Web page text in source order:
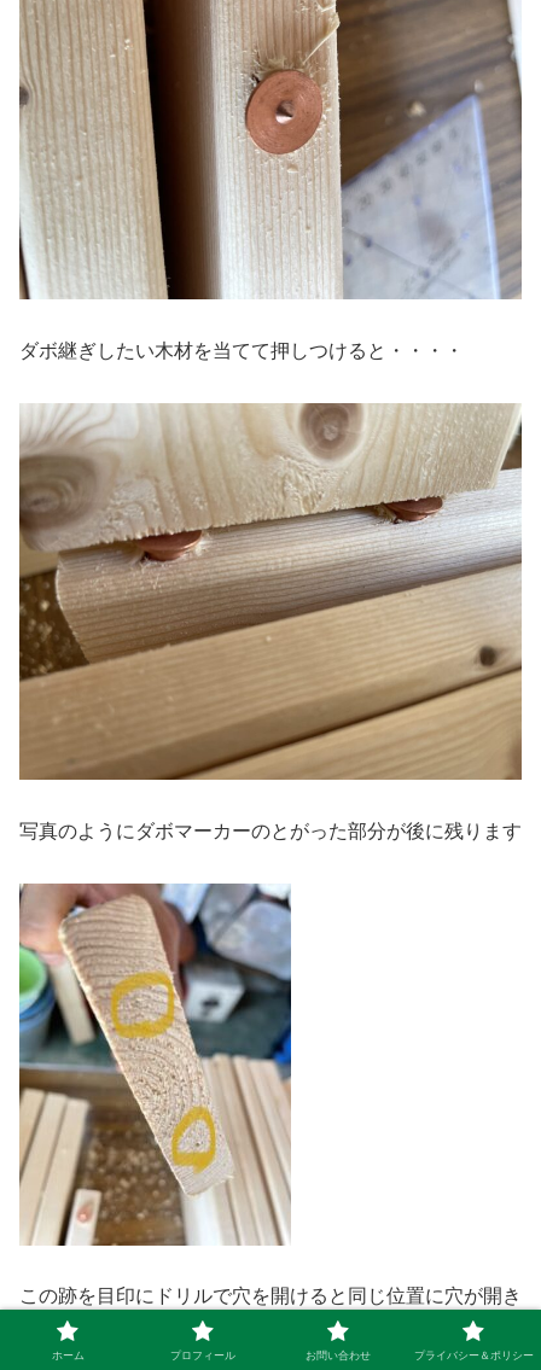
ダボ継ぎしたい木材を当てて押しつけると・・・・
写真のようにダボマーカーのとがった部分が後に残ります
この跡を目印にドリルで穴を開けると同じ位置に穴が開き
ダボで固定できるというわけです。
ホーム プロフィール お問い合わせ プライバシー＆ポリシー